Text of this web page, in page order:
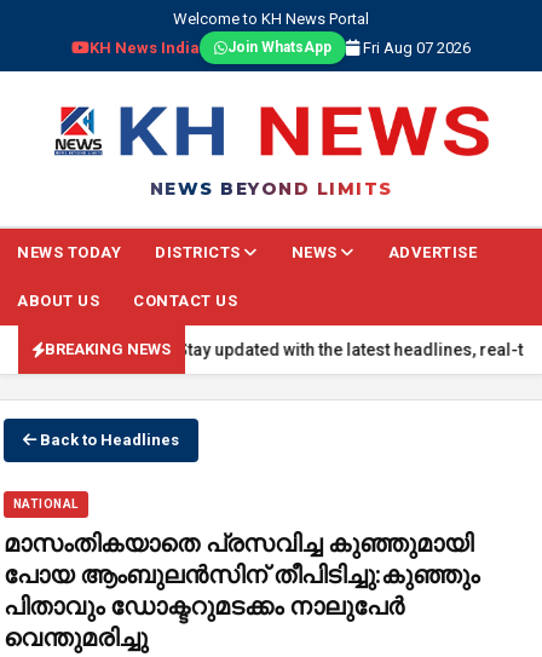
Welcome to KH News Portal
KH News India
Join WhatsApp Fri Aug 07 2026
NEWS BEYOND LIMITS
NEWS TODAY DISTRICTS NEWS ADVERTISE
ABOUT US CONTACT US
BREAKING NEWS
NEWS: Stay updated with the latest headlines, real-
Back to Headlines
NATIONAL
മാസംതികയാതെ പ്രസവിച്ച കുഞ്ഞുമായി
പോയ ആംബുലൻസിന് തീപിടിച്ചു:കുഞ്ഞും
പിതാവും ഡോക്ടറുമടക്കം നാലുപേർ
വെന്തുമരിച്ചു